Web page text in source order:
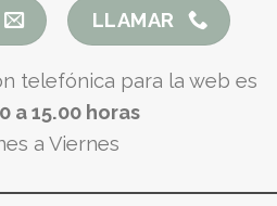
LLAMAR
telefónica para la web es
a 15.00 horas
a Viernes